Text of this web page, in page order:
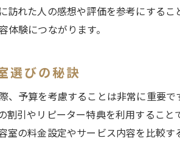
スタイリストの経
美容院の口コミを活用し
口コミサイトの上手
練馬区で高評価の
口コミを基にした
訪れた人の感想や評価を参考にする
体験につながります。
選びの秘訣
、予算を考慮することは非常に重要
割引やリピーター特典を利用するこ
室の料金設定やサービス内容を比較